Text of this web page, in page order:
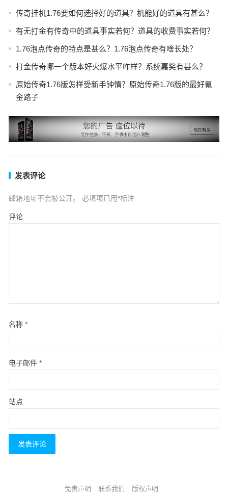
传奇挂机1.76要如何选择好的道具？机能好的道具有甚么？
有无打金有传奇中的道具事实若何？道具的收费事实若何？
1.76泡点传奇的特点是甚么？1.76泡点传奇有啥长处？
打金传奇哪一个版本好火爆水平咋样？系统嘉奖有甚么？
原始传奇1.76版怎样受新手钟情？原始传奇1.76版的最好氪
金路子
发表评论
邮箱地址不会被公开。 必填项已用*标注
评论
名称 *
电子邮件 *
站点
免责声明 联系我们 版权声明